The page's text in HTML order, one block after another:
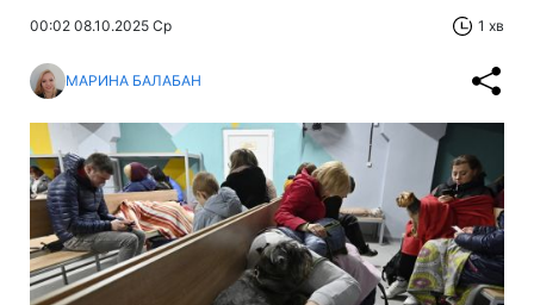
00:02 08.10.2025 Ср 1 хв
МАРИНА БАЛАБАН